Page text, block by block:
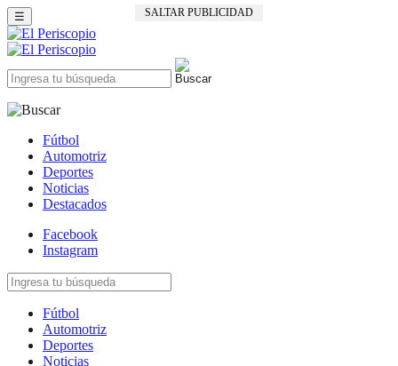
SALTAR PUBLICIDAD
☰
Fútbol
Automotriz
Deportes
Noticias
Destacados
Facebook
Instagram
Fútbol
Automotriz
Deportes
Noticias